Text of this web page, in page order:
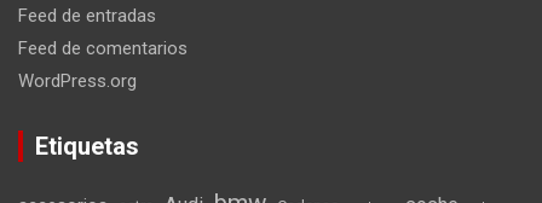
Feed de entradas
Feed de comentarios
WordPress.org
Etiquetas